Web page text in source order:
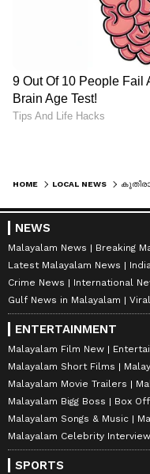
HOME LOCAL NEWS
NEWS
Malayalam News
Breaking
Latest Malayalam News
Crime News
International
Gulf News in Malayalam
ENTERTAINMENT
Malayalam Film New
Malayalam Short Films
Malayalam Movie Trailers
Malayalam Bigg Boss
Box
Malayalam Songs & Music
Malayalam Celebrity
SPORTS